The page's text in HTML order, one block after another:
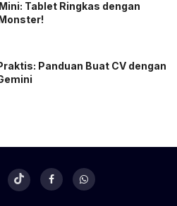
Tablet Ringkas dengan
Panduan Buat CV dengan